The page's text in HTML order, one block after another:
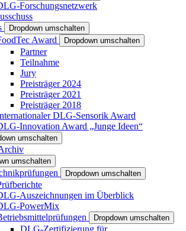
Forschungsnetzwerk
Dropdown umschalten
Award Dropdown umschalten
Partner
Teilnahme
Jury
Preisträger 2024
Preisträger 2021
Preisträger 2018
DLG-Sensorik Award
Innovation Award „Junge Ideen“
umschalten
umschalten
Dropdown umschalten
Auszeichnungen im Überblick
PowerMix
Dropdown umschalten